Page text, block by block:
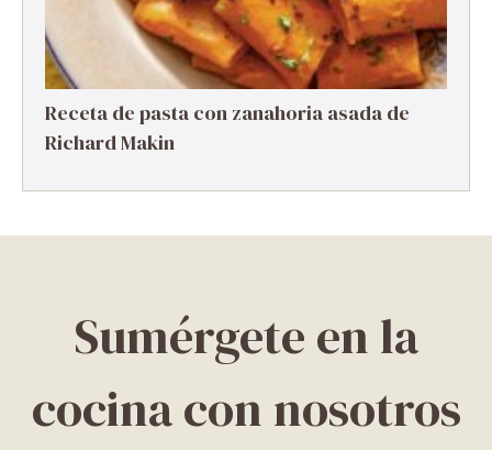
Receta de pasta con zanahoria asada de
Richard Makin
Sumérgete en la
cocina con nosotros